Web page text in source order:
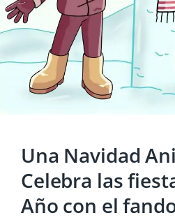
Una Navidad
Celebra las
Año con el